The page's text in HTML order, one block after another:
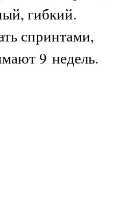
гибкий.
спринтами,
9 недель.